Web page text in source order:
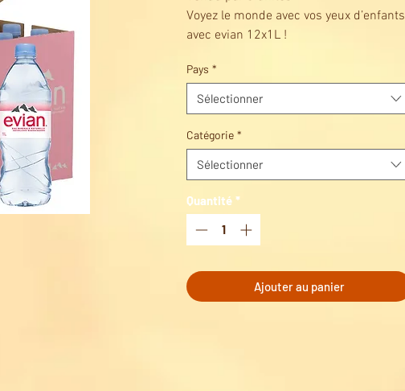
Voyez le monde avec vos yeux d’enfants
avec evian 12x1L !
Pays *
Sélectionner
Catégorie *
Sélectionner
Quantité *
Ajouter au panier